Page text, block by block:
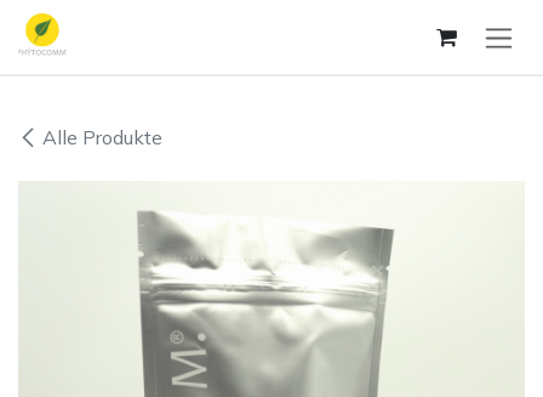
Zum Inhalt springen
Alle Produkte